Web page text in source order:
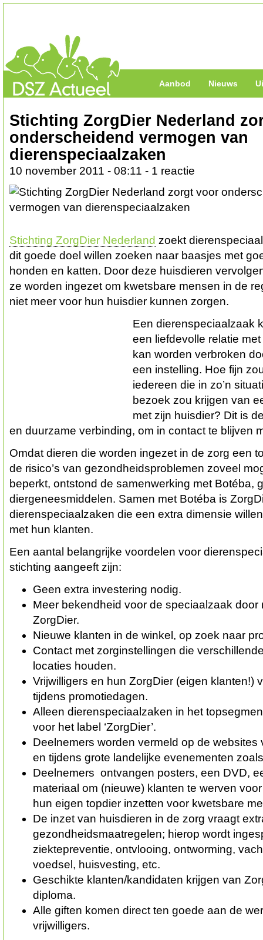
Aanbod Nieuws
Stichting ZorgDier Nederland
onderscheidend vermogen van
dierenspeciaalzaken
10 november 2011 - 08:11 - 1 reactie
Stichting ZorgDier Nederland zoekt
dit goede doel willen zoeken naar baasjes met
honden en katten. Door deze huisdieren
ze worden ingezet om kwetsbare mensen in de
niet meer voor hun huisdier kunnen zorgen.
Een dierenspeciaalzaak
een liefdevolle relatie
kan worden verbroken
een instelling. Hoe fijn
iedereen die in zo’n
bezoek zou krijgen van
met zijn huisdier? Dit is
en duurzame verbinding, om in contact te blijven
Omdat dieren die worden ingezet in de zorg een
de risico’s van gezondheidsproblemen zoveel
beperkt, ontstond de samenwerking met Botéba,
diergeneesmiddelen. Samen met Botéba is
dierenspeciaalzaken die een extra dimensie
met hun klanten.
Een aantal belangrijke voordelen voor
stichting aangeeft zijn:
Geen extra investering nodig.
Meer bekendheid voor de speciaalzaak door
ZorgDier.
Nieuwe klanten in de winkel, op zoek naar
Contact met zorginstellingen die
locaties houden.
Vrijwilligers en hun ZorgDier (eigen klanten!)
tijdens promotiedagen.
Alleen dierenspeciaalzaken in het
voor het label ‘ZorgDier’.
Deelnemers worden vermeld op de websites
en tijdens grote landelijke evenementen
Deelnemers ontvangen posters, een DVD,
materiaal om (nieuwe) klanten te werven
hun eigen topdier inzetten voor kwetsbare
De inzet van huisdieren in de zorg vraagt
gezondheidsmaatregelen; hierop wordt
ziektepreventie, ontvlooing, ontworming,
voedsel, huisvesting, etc.
Geschikte klanten/kandidaten krijgen van
diploma.
Alle giften komen direct ten goede aan de
vrijwilligers.